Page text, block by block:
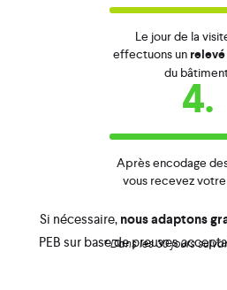
Le jour de la
effectuons un relevé
du 4.
Après encodage
vous recevez votre
Si nécessaire, nous adaptons
PEB sur base de preuves
* Dans les 30 jours